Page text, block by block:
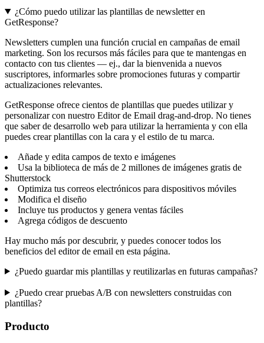
¿Cómo puedo utilizar las plantillas de newsletter en
GetResponse?
Newsletters cumplen una función crucial en campañas de email
marketing. Son los recursos más fáciles para que te mantengas en
contacto con tus clientes — ej., dar la bienvenida a nuevos
suscriptores, informarles sobre promociones futuras y compartir
actualizaciones relevantes.
GetResponse ofrece cientos de plantillas que puedes utilizar y
personalizar con nuestro Editor de Email drag-and-drop. No tienes
que saber de desarrollo web para utilizar la herramienta y con ella
puedes crear plantillas con la cara y el estilo de tu marca.
Añade y edita campos de texto e imágenes
Usa la biblioteca de más de 2 millones de imágenes gratis de
Shutterstock
Optimiza tus correos electrónicos para dispositivos móviles
Modifica el diseño
Incluye tus productos y genera ventas fáciles
Agrega códigos de descuento
Hay mucho más por descubrir, y puedes conocer todos los
beneficios del editor de email en esta página.
¿Puedo guardar mis plantillas y reutilizarlas en futuras campañas?
¿Puedo crear pruebas A/B con newsletters construidas con
plantillas?
Producto